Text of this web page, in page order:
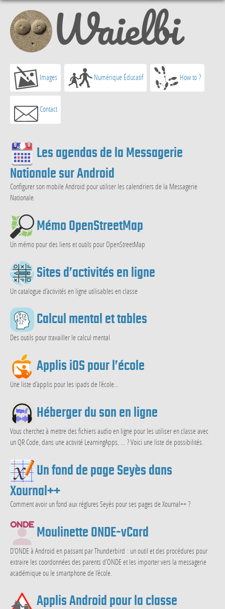
Waielbi
Images Numérique Éducatif How to ?
Contact
Articles les plus récents
Les agendas de la Messagerie
Nationale sur Android
Configurer son mobile Android pour utiliser les calendriers de la Messagerie
Nationale.
Mémo OpenStreetMap
Un mémo pour des liens et outils pour OpenStreetMap
Sites d’activités en ligne
Un catalogue d’activités en ligne utilisables en classe
Calcul mental et tables
Des outils pour travailler le calcul mental
Applis iOS pour l’école
Une liste d’applis pour les ipads de l’école...
Héberger du son en ligne
Vous cherchez à mettre des fichiers audio en ligne pour les utiliser en classe avec
un QR Code, dans une activité LearningApps, ... ? Voici une liste de possibilités.
Un fond de page Seyès dans
Xournal++
Comment avoir un fond aux réglures Seyès pour ses pages de Xournal++ ?
Moulinette ONDE-vCard
D’ONDE à Android en passant par Thunderbird : un outil et des procédures pour
extraire les coordonnées des parents d’ONDE et les importer vers la messagerie
académique ou le smartphone de l’école.
Applis Android pour la classe